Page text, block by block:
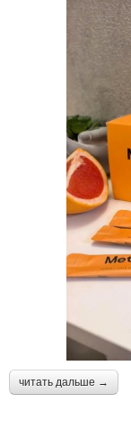
читать дальше →